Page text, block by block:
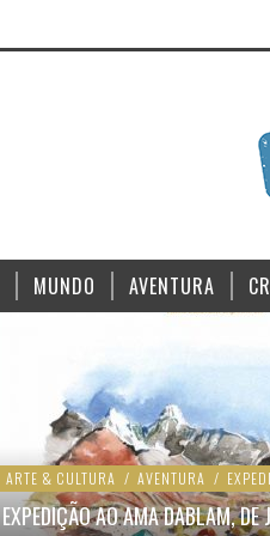
MUNDO AVENTURA
ARTE & CULTURA / AVENTURA /
EXPEDIÇÃO AO AMA DABLAM, DE